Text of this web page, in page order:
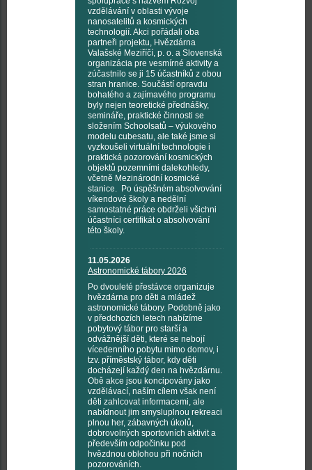
vzdělávání v oblasti vývoje
nanosatelitů a kosmických
technologií. Akci pořádali oba
partneři projektu, Hvězdárna
Valašské Meziříčí, p. o. a Slovenská
organizácia pre vesmírné aktivity a
zúčastnilo se ji 15 účastníků z obou
stran hranice. Součástí opravdu
bohatého a zajímavého programu
byly nejen teoretické přednášky,
semináře, praktické činnosti se
složením Schoolsatů – výukového
modelu cubesatu, ale také jsme si
vyzkoušeli virtuální technologie i
praktická pozorování kosmických
objektů pozemními dalekohledy,
včetně Mezinárodní kosmické
stanice. Po úspěšném absolvování
víkendové školy a nedělní
samostatné práce obdrželi všichni
účastníci certifikát o absolvování
této školy.
11.05.2026
Astronomické tábory 2026
Po dvouleté přestávce organizuje
hvězdárna pro děti a mládež
astronomické tábory. Podobně jako
v předchozích letech nabízíme
pobytový tábor pro starší a
odvážnější děti, které se nebojí
vícedenního pobytu mimo domov, i
tzv. příměstský tábor, kdy děti
docházejí každý den na hvězdárnu.
Obě akce jsou koncipovány jako
vzdělávací, naším cílem však není
děti zahlcovat informacemi, ale
nabídnout jim smysluplnou rekreaci
plnou her, zábavných úkolů,
dobrovolných sportovních aktivit a
především odpočinku pod
hvězdnou oblohou při nočních
pozorováních.